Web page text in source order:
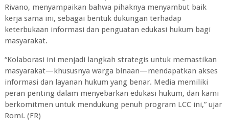
Rivano, menyampaikan bahwa pihaknya menyambut baik
kerja sama ini, sebagai bentuk dukungan terhadap
keterbukaan informasi dan penguatan edukasi hukum bagi
masyarakat.
“Kolaborasi ini menjadi langkah strategis untuk memastikan
masyarakat—khususnya warga binaan—mendapatkan akses
informasi dan layanan hukum yang benar. Media memiliki
peran penting dalam menyebarkan edukasi hukum, dan kami
berkomitmen untuk mendukung penuh program LCC ini,” ujar
Romi. (FR)